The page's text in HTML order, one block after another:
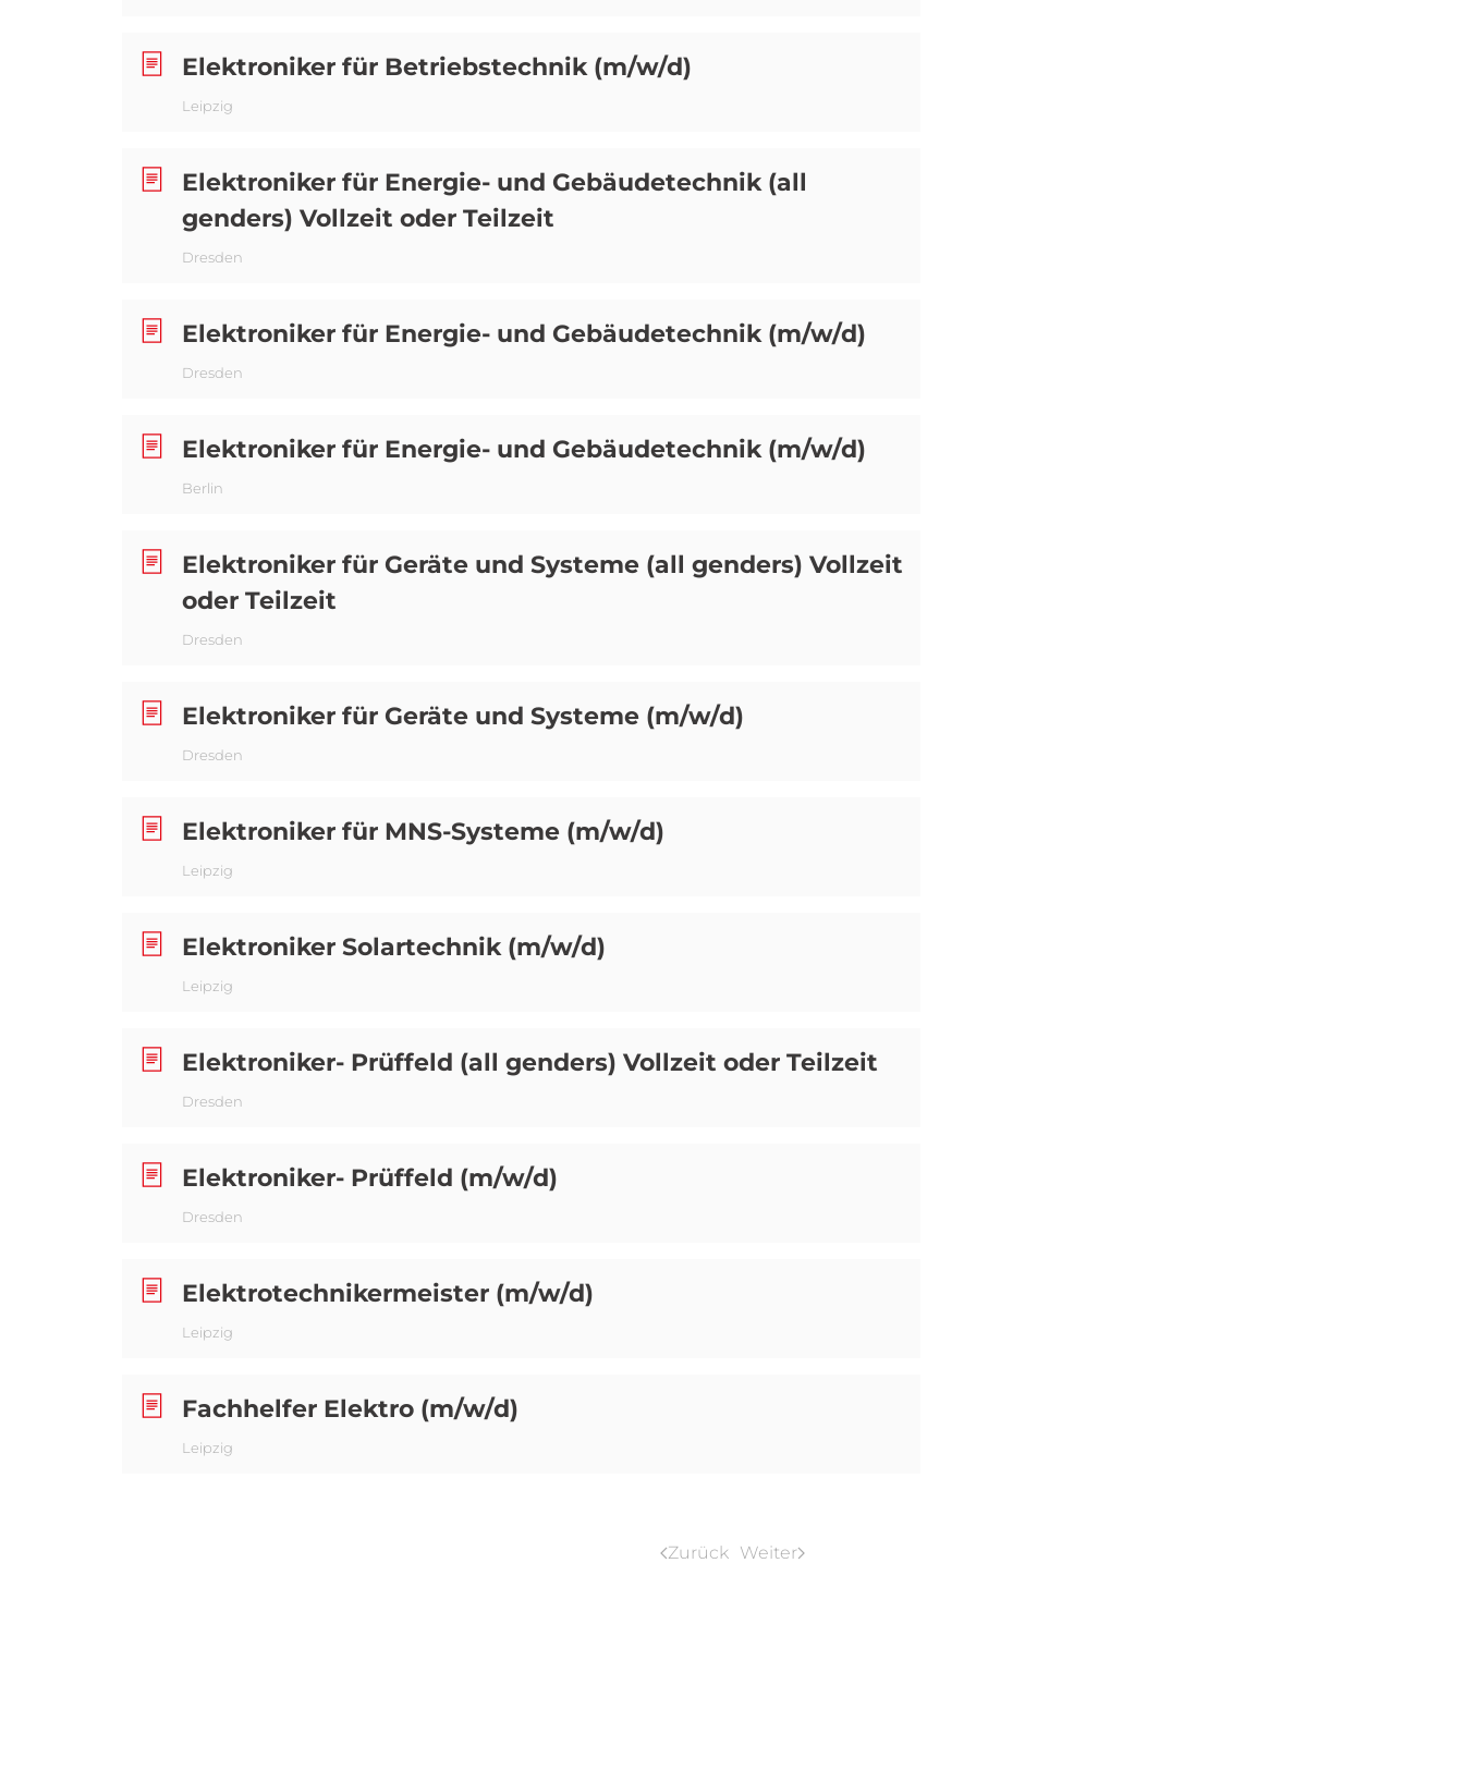
Elektroniker für Betriebstechnik (m/w/d)
Leipzig
Elektroniker für Energie- und Gebäudetechnik (all
genders) Vollzeit oder Teilzeit
Dresden
Elektroniker für Energie- und Gebäudetechnik (m/w/d)
Dresden
Elektroniker für Energie- und Gebäudetechnik (m/w/d)
Berlin
Elektroniker für Geräte und Systeme (all genders) Vollzeit
oder Teilzeit
Dresden
Elektroniker für Geräte und Systeme (m/w/d)
Dresden
Elektroniker für MNS-Systeme (m/w/d)
Leipzig
Elektroniker Solartechnik (m/w/d)
Leipzig
Elektroniker- Prüffeld (all genders) Vollzeit oder Teilzeit
Dresden
Elektroniker- Prüffeld (m/w/d)
Dresden
Elektrotechnikermeister (m/w/d)
Leipzig
Fachhelfer Elektro (m/w/d)
Leipzig
Zurück Weiter